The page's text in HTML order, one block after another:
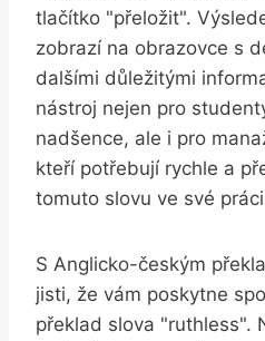
tlačítko "přeložit".
zobrazí na obrazovce s
dalšími důležitými
nástroj nejen pro
nadšence, ale i pro
kteří potřebují rychle a
tomuto slovu ve své
S Anglicko-českým
jisti, že vám poskytne
překlad slova "ruthless".